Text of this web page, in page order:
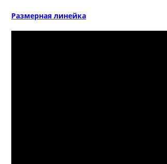
Размерная линейка